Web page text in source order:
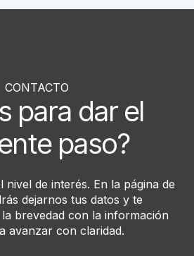
CONTACTO
para dar el
paso?
nivel de interés. En la página de
dejarnos tus datos y te
brevedad con la información
avanzar con claridad.